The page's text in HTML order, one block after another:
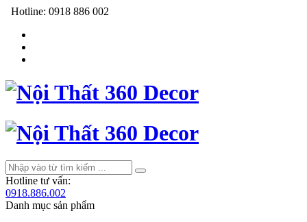
Hotline: 0918 886 002
Hotline tư vấn:
0918.886.002
Danh mục sản phẩm